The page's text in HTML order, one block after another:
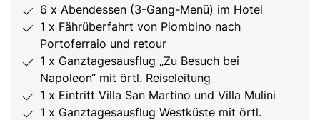
6 x Abendessen (3-Gang-Menü) im Hotel
1 x Fährüberfahrt von Piombino nach
Portoferraio und retour
1 x Ganztagesausflug „Zu Besuch bei
Napoleon“ mit örtl. Reiseleitung
1 x Eintritt Villa San Martino und Villa Mulini
1 x Ganztagesausflug Westküste mit örtl.